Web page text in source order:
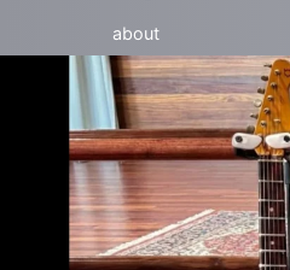
about